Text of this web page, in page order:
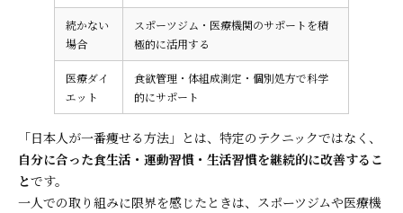
続かない
場合
スポーツジム・医療機関のサポートを積
極的に活用する
医療ダイ
エット
食欲管理・体組成測定・個別処方で科学
的にサポート
「日本人が一番痩せる方法」とは、特定のテクニックではなく、
自分に合った食生活・運動習慣・生活習慣を継続的に改善するこ
とです。
一人での取り組みに限界を感じたときは、スポーツジムや医療機